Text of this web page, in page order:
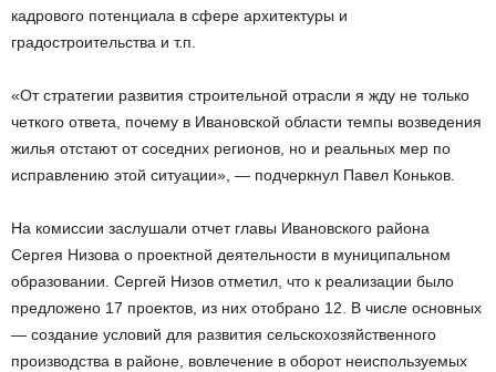
кадрового потенциала в сфере архитектуры и
градостроительства и т.п.
«От стратегии развития строительной отрасли я жду не только
четкого ответа, почему в Ивановской области темпы возведения
жилья отстают от соседних регионов, но и реальных мер по
исправлению этой ситуации», — подчеркнул Павел Коньков.
На комиссии заслушали отчет главы Ивановского района
Сергея Низова о проектной деятельности в муниципальном
образовании. Сергей Низов отметил, что к реализации было
предложено 17 проектов, из них отобрано 12. В числе основных
— создание условий для развития сельскохозяйственного
производства в районе, вовлечение в оборот неиспользуемых